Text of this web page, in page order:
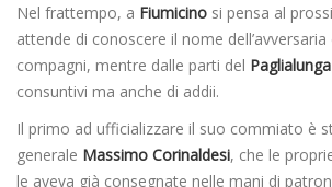
Nel frattempo, a Fiumicino si pensa al
attende di conoscere il nome dell’avversaria
compagni, mentre dalle parti del Paglialunga
consuntivi ma anche di addii.
Il primo ad ufficializzare il suo commiato è
generale Massimo Corinaldesi, che le
le aveva già consegnate nelle mani di patron